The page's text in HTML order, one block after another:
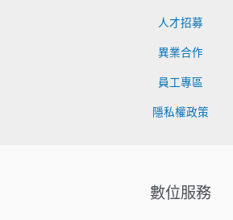
人才招募
異業合作
員工專區
隱私權政策
數位服務